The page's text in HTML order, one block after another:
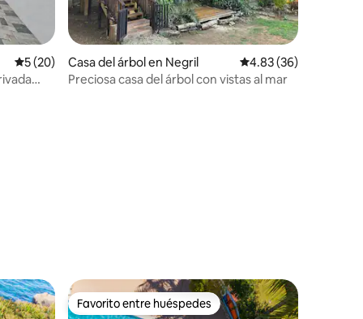
Calificación promedio: 5 de 5, 20 reseñas
5 (20)
Casa del árbol en Negril Calificación
4.83 (36)
Preciosa casa del árbol con vistas al mar
Favorito entre huéspedes
Favorito entre huéspedes